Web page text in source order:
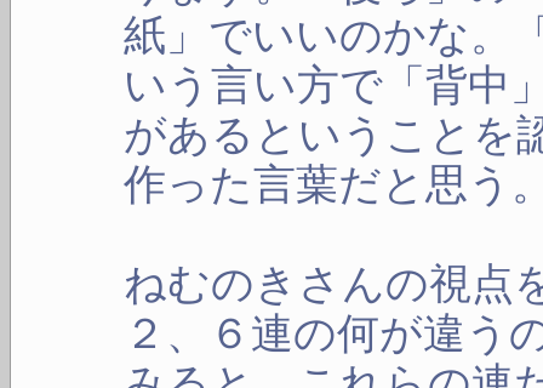
紙」でいいのかな。
いう言い方で「背中
があるということを
作った言葉だと思う
ねむのきさんの視点
２、６連の何が違う